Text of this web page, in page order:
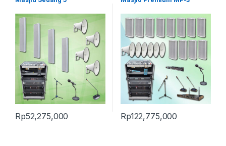
Rp52,275,000 Rp122,775,000